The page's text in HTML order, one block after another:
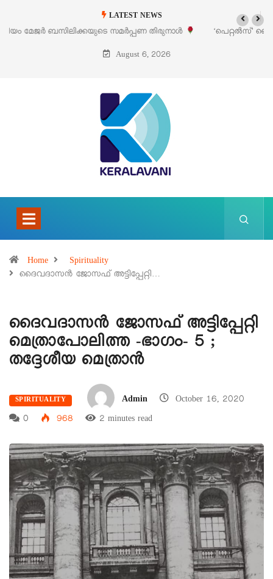
LATEST NEWS
‘പെറ്റൽസ്’ ലൈഫ് സ്റ്റൈൽ എക്സിബിഷനും സെയിലും ഓഗസ്റ്റ് 8-ന്
പെരുമാനൂരിൽ
August 6, 2026
Home
Spirituality
ദൈവദാസൻ ജോസഫ് അട്ടിപ്പേറ്റി…
ദൈവദാസൻ ജോസഫ് അട്ടിപ്പേറ്റി
മെത്രാപോലിത്ത -ഭാഗം- 5 ;
തദ്ദേശീയ മെത്രാൻ
SPIRITUALITY Admin
October 16, 2020
0
968 2 minutes read